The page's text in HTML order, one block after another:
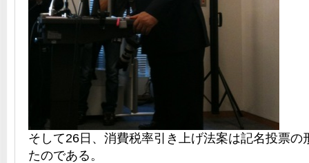
そして26日、消費税率引き上げ法案は記名投票の
たのである。